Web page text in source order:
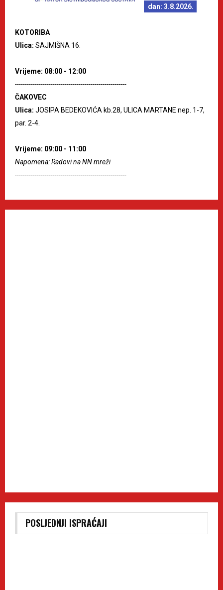
dan: 3.8.2026.
KOTORIBA
Ulica: SAJMIŠNA 16.
Vrijeme: 08:00 - 12:00
--------------------------------------------------------
ČAKOVEC
Ulica: JOSIPA BEDEKOVIĆA kb.28, ULICA MARTANE nep. 1-7,
par. 2-4.
Vrijeme: 09:00 - 11:00
Napomena: Radovi na NN mreži
--------------------------------------------------------
POSLJEDNJI ISPRAĆAJI